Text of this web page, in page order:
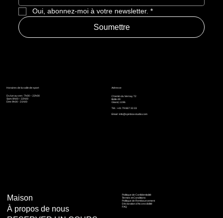
Oui, abonnez-moi à votre newsletter. *
Soumettre
Adresse
Chemin du Vernay 72
Boîte 49
Gland, 1196
Tél. : +41 79 867 33 33
Email :info@spinboxstudio.com
Horaires de la salle de sport
Du lun au ven : 7h00 – 22h00
Sam: 8h00 – 22h00
Dim: 9h00 - 21h00
Maison
À propos de nous
Politique de Confidentialité
Termes et Conditions
Politique de Remboursement
Déclaration d'Accessibilité
FAQ